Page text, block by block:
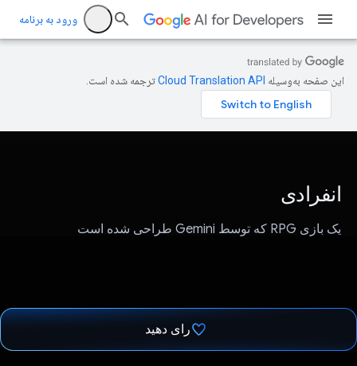
ورود به برنامه
این صفحه به‌وسیله ترجمه شده است.
انفرادی
یک بازی RPG که توسط Gemini طراحی شده است
رای دهید